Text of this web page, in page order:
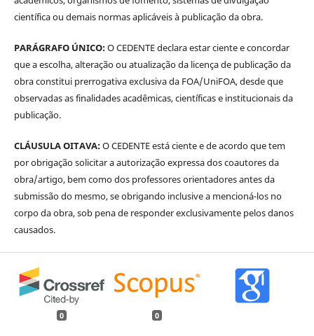
científica ou demais normas aplicáveis à publicação da obra.
PARÁGRAFO ÚNICO:O CEDENTE declara estar ciente e concordar
que a escolha, alteração ou atualização da licença de publicação da
obra constitui prerrogativa exclusiva da FOA/UniFOA, desde que
observadas as finalidades acadêmicas, científicas e institucionais da
publicação.
CLÁUSULA OITAVA:O CEDENTE está ciente e de acordo que tem
por obrigação solicitar a autorização expressa dos coautores da
obra/artigo, bem como dos professores orientadores antes da
submissão do mesmo, se obrigando inclusive a mencioná-los no
corpo da obra, sob pena de responder exclusivamente pelos danos
causados.
0 0